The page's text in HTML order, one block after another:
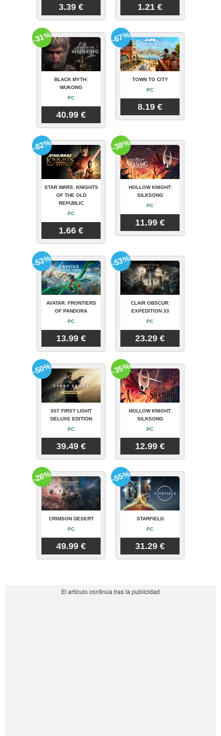
3.39 € 1.21 €
BLACK MYTH:
WUKONG
PC
40.99 €
-31%
TOWN TO CITY
PC
8.19 €
-67%
STAR WARS: KNIGHTS
OF THE OLD
REPUBLIC
PC
1.66 €
-82%
HOLLOW KNIGHT:
SILKSONG
PC
11.99 €
-38%
AVATAR: FRONTIERS
OF PANDORA
PC
13.99 €
-53%
CLAIR OBSCUR:
EXPEDITION 33
PC
23.29 €
-53%
007 FIRST LIGHT
DELUXE EDITION
PC
39.49 €
-50%
HOLLOW KNIGHT:
SILKSONG
PC
12.99 €
-35%
CRIMSON DESERT
PC
49.99 €
-28%
STARFIELD
PC
31.29 €
-55%